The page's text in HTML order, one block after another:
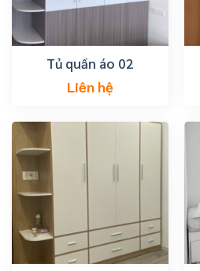
Tủ quần áo 02
Liên hệ